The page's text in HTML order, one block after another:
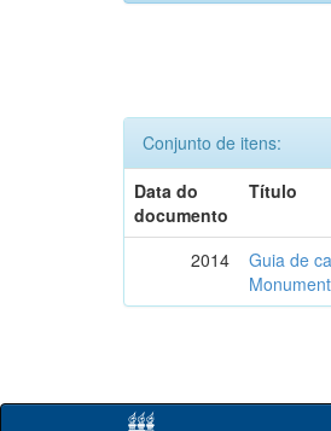
Conjunto de itens:
Data do
documento
Título
2014
Guia de